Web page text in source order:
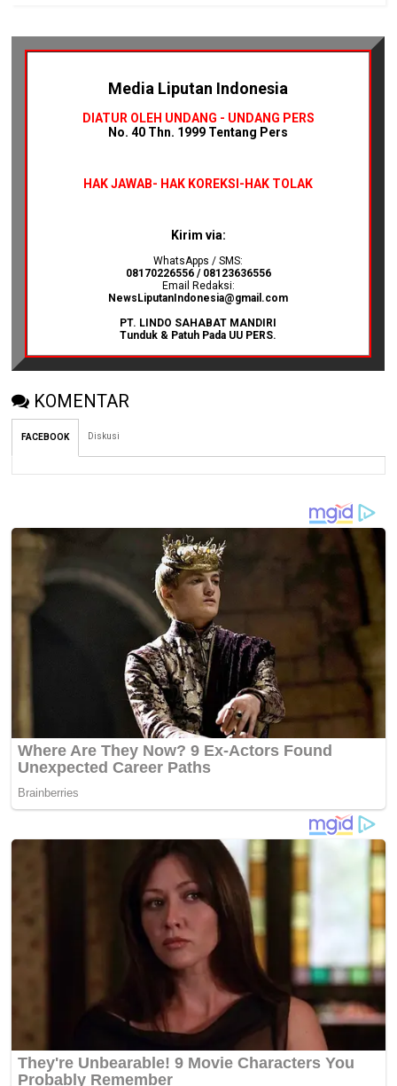
Media Liputan Indonesia
DIATUR OLEH UNDANG - UNDANG PERS
No. 40 Thn. 1999 Tentang Pers
HAK JAWAB- HAK KOREKSI-HAK TOLAK
Kirim via:
WhatsApps / SMS:
08170226556 / 08123636556
Email Redaksi:
NewsLiputanIndonesia@gmail.com
PT. LINDO SAHABAT MANDIRI
Tunduk & Patuh Pada UU PERS.
KOMENTAR
FACEBOOK Diskusi